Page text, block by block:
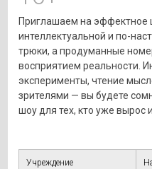
Приглашаем на эффектное
интеллектуальной и по-
трюки, а продуманные
восприятием реальности.
эксперименты, чтение
зрителями — вы будете
шоу для тех, кто уже вырос
Учреждение